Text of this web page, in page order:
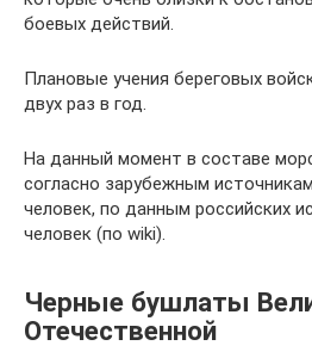
боевых действий.
Плановые учения береговых
двух раз в год.
На данный момент в составе
согласно зарубежным
человек, по данным российских
человек (по wiki).
Черные бушлаты
Отечественной